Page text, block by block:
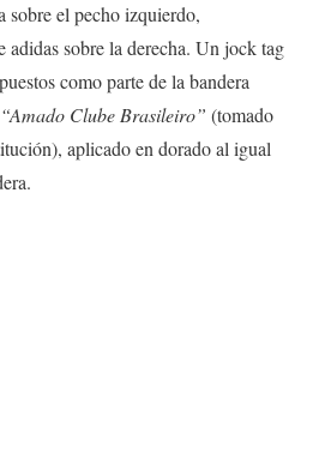
sobre el pecho izquierdo,
adidas sobre la derecha. Un jock tag
como parte de la bandera
“Amado Clube Brasileiro” (tomado
aplicado en dorado al igual